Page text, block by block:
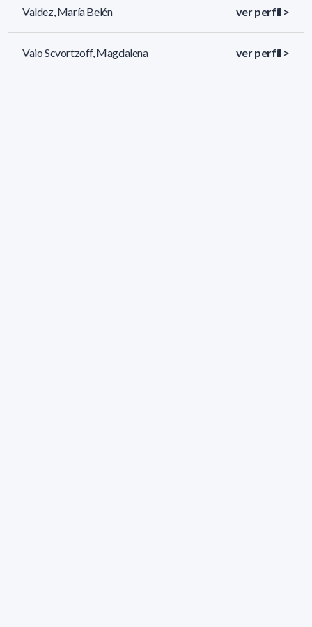
Valdez, María Belén ver perfil >
Vaio Scvortzoff, Magdalena ver perfil >